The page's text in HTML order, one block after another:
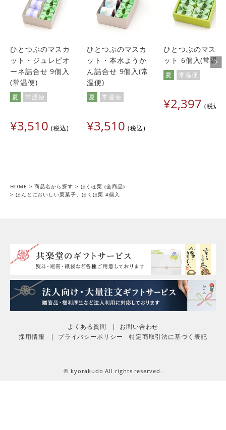
見た目は、小さな焼きモンブラン。スイートポテトよりホク
ホク感が強く、栗の風味がしっかり感じられます。甘過ぎ
ず、とても食べやすかったです。
わたちゃん 購入者
非公開
投稿日
2023/03/16
ホワイトデーの贈り物として、購入しました。とても喜んで
いただけたようです。こちらのお店は、旬が感じられるライ
ンナップで、いつも楽しく買い物させて頂いています。
のい
ほどよい甘さで栗の味もよく感じます。
切るとほろほろとこぼれ、食感は名前の通りほくほくとして
とても美味しかったです。
みなぽ
投稿日
2021/10/02
一口食べて、栗！！！って感じでした。まるで栗を食べてる
クパク食べてました。
ひとつぶのマスカ
ット・ジュレピオ
ーネ詰合せ 9個入
(常温便)
夏 常温便
¥3,510 税込
ひとつぶのマスカ
ット・本水ようか
ん詰合せ 9個入(常
温便)
夏 常温便
¥3,510 税込
ひとつぶのマスカ
ット 6個入(常温
夏 常温便
¥2,397 税込
HOME 商品名から探す
ほくほ栗 (全商品)
ほんとにおいしい栗菓子。ほくほ栗 4個入
よくある質問
お問い合わせ
採用情報
プライバシーポリシー 特定商取引法に基づく表記
© kyorakudo All rights reserved.